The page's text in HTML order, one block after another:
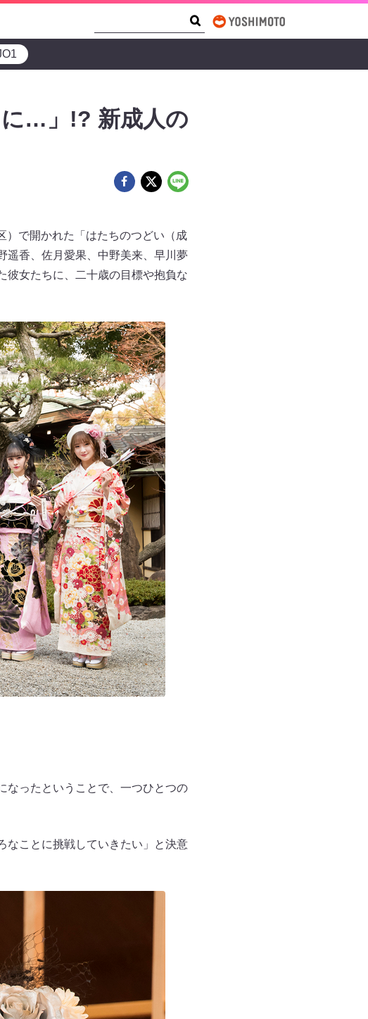
…」!? 新成人の
）で開かれた「はたちのつどい（成
遥香、佐月愛果、中野美来、早川夢
彼女たちに、二十歳の目標や抱負な
なったということで、一つひとつの
なことに挑戦していきたい」と決意